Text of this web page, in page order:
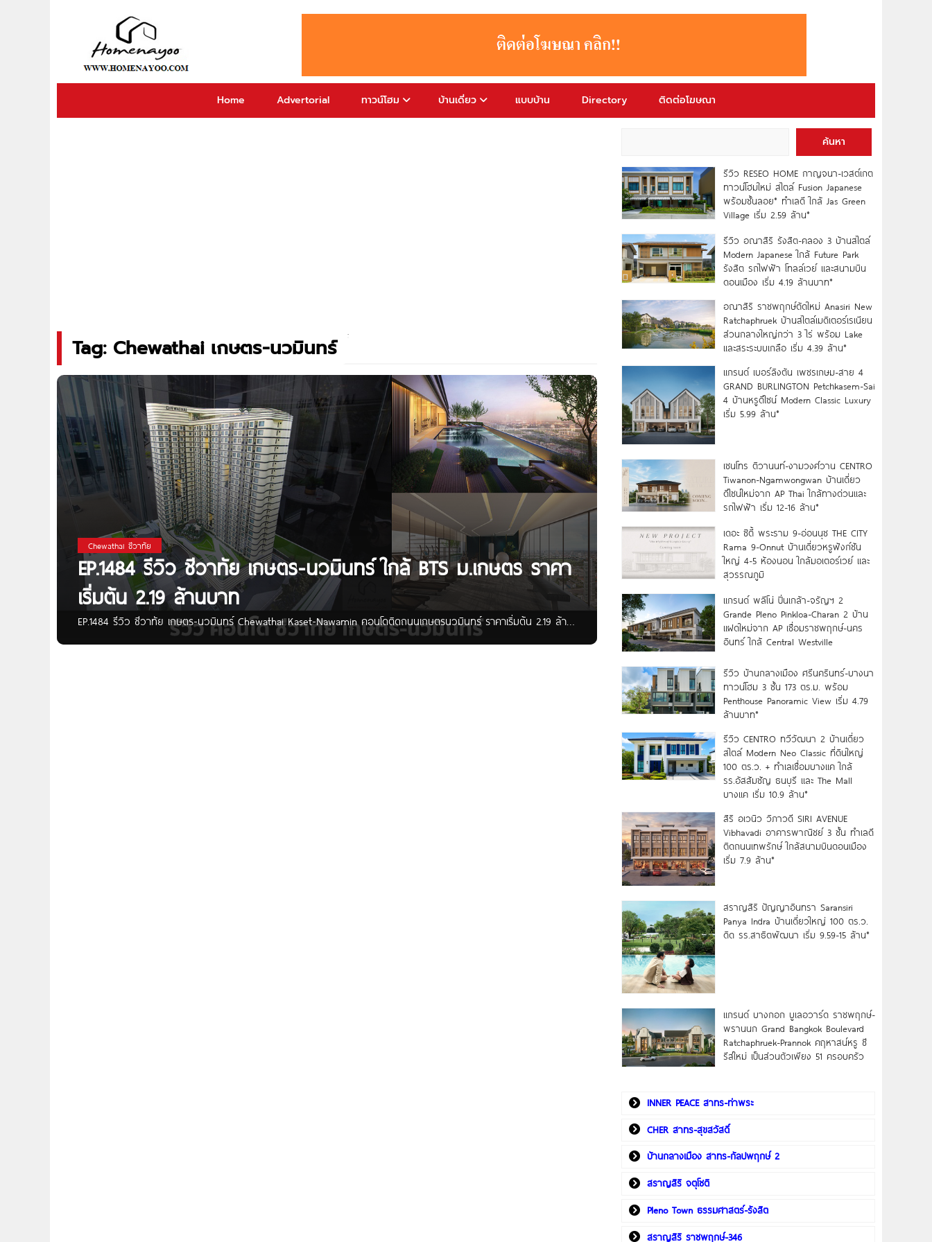
Home Advertorial ทาวน์โฮม บ้านเดี่ยว แบบบ้าน Directory ติดต่อโฆษณา
Tag: Chewathai เกษตร-นวมินทร์
Chewathai ชีวาทัย
EP.1484 รีวิว ชีวาทัย เกษตร-นวมินทร์ ใกล้ BTS ม.เกษตร ราคา
เริ่มต้น 2.19 ล้านบาท
EP.1484 รีวิว ชีวาทัย เกษตร-นวมินทร์ Chewathai Kaset-Nawamin คอนโดติดถนนเกษตรนวมินทร์ ราคาเริ่มต้น 2.19 ล้าน
บาท Written by Gift Pannida สวัสดีผู้อ่าน HOMENAYOO ค่ะ สำหรับใครที่กำลังมองหาคอนโดแถวม.เกษตรฯ หรือบนเส้น
ค้นหา
รีวิว RESEO HOME กาญจนา-เวสต์เกต
ทาวน์โฮมใหม่ สไตล์ Fusion Japanese
พร้อมชั้นลอย* ทำเลดี ใกล้ Jas Green
Village เริ่ม 2.59 ล้าน*
รีวิว อณาสิริ รังสิต-คลอง 3 บ้านสไตล์
Modern Japanese ใกล้ Future Park
รังสิต รถไฟฟ้า โทลล์เวย์ และสนามบิน
ดอนเมือง เริ่ม 4.19 ล้านบาท*
อณาสิริ ราชพฤกษ์ตัดใหม่ Anasiri New
Ratchaphruek บ้านสไตล์เมดิเตอร์เรเนียน
ส่วนกลางใหญ่กว่า 3 ไร่ พร้อม Lake
และสระระบบเกลือ เริ่ม 4.39 ล้าน*
แกรนด์ เบอร์ลิงตัน เพชรเกษม-สาย 4
GRAND BURLINGTON Petchkasem-Sai
4 บ้านหรูดีไซน์ Modern Classic Luxury
เริ่ม 5.99 ล้าน*
เซนโทร ติวานนท์-งามวงศ์วาน CENTRO
Tiwanon-Ngamwongwan บ้านเดี่ยว
ดีไซน์ใหม่จาก AP Thai ใกล้ทางด่วนและ
รถไฟฟ้า เริ่ม 12-16 ล้าน*
เดอะ ซิตี้ พระราม 9-อ่อนนุช THE CITY
Rama 9-Onnut บ้านเดี่ยวหรูฟังก์ชัน
ใหญ่ 4-5 ห้องนอน ใกล้มอเตอร์เวย์ และ
สุวรรณภูมิ
แกรนด์ พลีโน่ ปิ่นเกล้า-จรัญฯ 2
Grande Pleno Pinkloa-Charan 2 บ้าน
แฝดใหม่จาก AP เชื่อมราชพฤกษ์-นคร
อินทร์ ใกล้ Central Westville
รีวิว บ้านกลางเมือง ศรีนครินทร์-บางนา
ทาวน์โฮม 3 ชั้น 173 ตร.ม. พร้อม
Penthouse Panoramic View เริ่ม 4.79
ล้านบาท*
รีวิว CENTRO ทวีวัฒนา 2 บ้านเดี่ยว
สไตล์ Modern Neo Classic ที่ดินใหญ่
100 ตร.ว. + ทำเลเชื่อมบางแค ใกล้
รร.อัสสัมชัญ ธนบุรี และ The Mall
บางแค เริ่ม 10.9 ล้าน*
สิริ อเวนิว วิภาวดี SIRI AVENUE
Vibhavadi อาคารพาณิชย์ 3 ชั้น ทำเลดี
ติดถนนเทพรักษ์ ใกล้สนามบินดอนเมือง
เริ่ม 7.9 ล้าน*
สราญสิริ ปัญญาอินทรา Saransiri
Panya Indra บ้านเดี่ยวใหญ่ 100 ตร.ว.
ดิด รร.สาธิตพัฒนา เริ่ม 9.59-15 ล้าน*
แกรนด์ บางกอก บูเลอวาร์ด ราชพฤกษ์-
พรานนก Grand Bangkok Boulevard
Ratchaphruek-Prannok คฤหาสน์หรู ซี
รีส์ใหม่ เป็นส่วนตัวเพียง 51 ครอบครัว
INNER PEACE สาทร-ท่าพระ
CHER สาทร-สุขสวัสดิ์
บ้านกลางเมือง สาทร-กัลปพฤกษ์ 2
สราญสิริ จตุโชติ
Pleno Town ธรรมศาสตร์-รังสิต
สราญสิริ ราชพฤกษ์-346